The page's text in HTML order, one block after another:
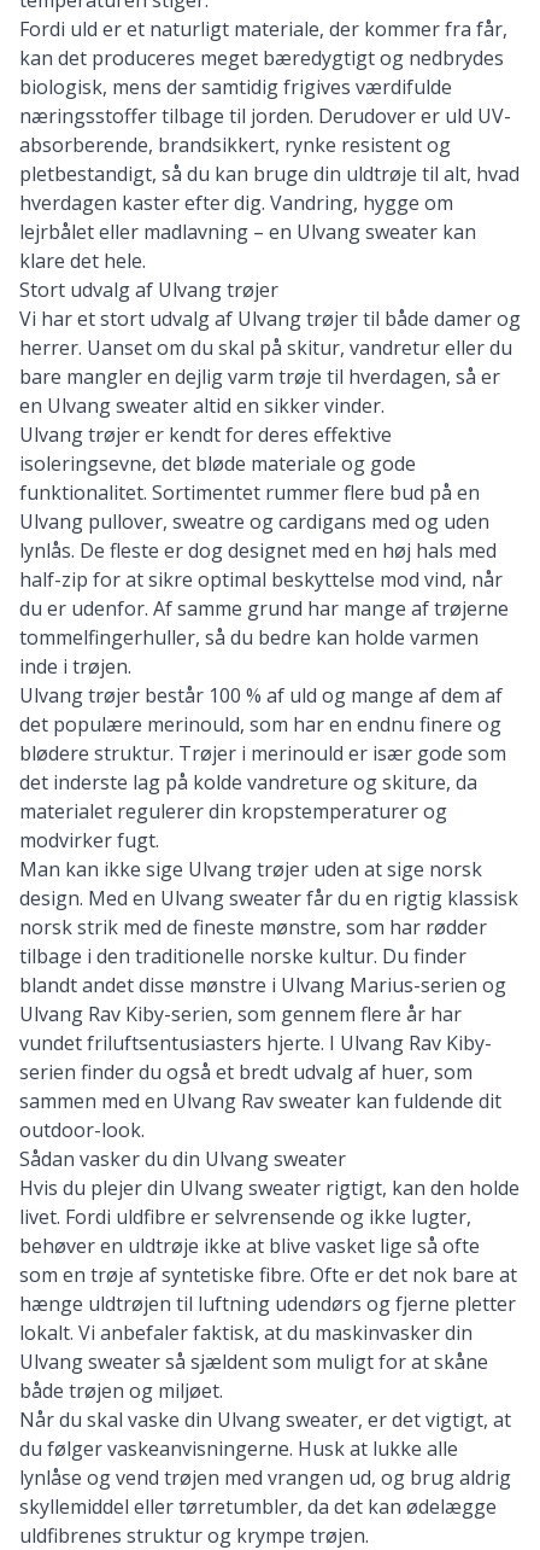
Fordi uld er et naturligt materiale, der kommer fra får,
kan det produceres meget bæredygtigt og nedbrydes
biologisk, mens der samtidig frigives værdifulde
næringsstoffer tilbage til jorden. Derudover er uld UV-
absorberende, brandsikkert, rynke resistent og
pletbestandigt, så du kan bruge din uldtrøje til alt, hvad
hverdagen kaster efter dig. Vandring, hygge om
lejrbålet eller madlavning – en Ulvang sweater kan
klare det hele.
Stort udvalg af Ulvang trøjer
Vi har et stort udvalg af Ulvang trøjer til både damer og
herrer. Uanset om du skal på skitur, vandretur eller du
bare mangler en dejlig varm trøje til hverdagen, så er
en Ulvang sweater altid en sikker vinder.
Ulvang trøjer er kendt for deres effektive
isoleringsevne, det bløde materiale og gode
funktionalitet. Sortimentet rummer flere bud på en
Ulvang pullover, sweatre og cardigans med og uden
lynlås. De fleste er dog designet med en høj hals med
half-zip for at sikre optimal beskyttelse mod vind, når
du er udenfor. Af samme grund har mange af trøjerne
tommelfingerhuller, så du bedre kan holde varmen
inde i trøjen.
Ulvang trøjer består 100 % af uld og mange af dem af
det populære merinould, som har en endnu finere og
blødere struktur. Trøjer i merinould er især gode som
det inderste lag på kolde vandreture og skiture, da
materialet regulerer din kropstemperaturer og
modvirker fugt.
Man kan ikke sige Ulvang trøjer uden at sige norsk
design. Med en Ulvang sweater får du en rigtig klassisk
norsk strik med de fineste mønstre, som har rødder
tilbage i den traditionelle norske kultur. Du finder
blandt andet disse mønstre i Ulvang Marius-serien og
Ulvang Rav Kiby-serien, som gennem flere år har
vundet friluftsentusiasters hjerte. I Ulvang Rav Kiby-
serien finder du også et bredt udvalg af huer, som
sammen med en Ulvang Rav sweater kan fuldende dit
outdoor-look.
Sådan vasker du din Ulvang sweater
Hvis du plejer din Ulvang sweater rigtigt, kan den holde
livet. Fordi uldfibre er selvrensende og ikke lugter,
behøver en uldtrøje ikke at blive vasket lige så ofte
som en trøje af syntetiske fibre. Ofte er det nok bare at
hænge uldtrøjen til luftning udendørs og fjerne pletter
lokalt. Vi anbefaler faktisk, at du maskinvasker din
Ulvang sweater så sjældent som muligt for at skåne
både trøjen og miljøet.
Når du skal vaske din Ulvang sweater, er det vigtigt, at
du følger vaskeanvisningerne. Husk at lukke alle
lynlåse og vend trøjen med vrangen ud, og brug aldrig
skyllemiddel eller tørretumbler, da det kan ødelægge
uldfibrenes struktur og krympe trøjen.